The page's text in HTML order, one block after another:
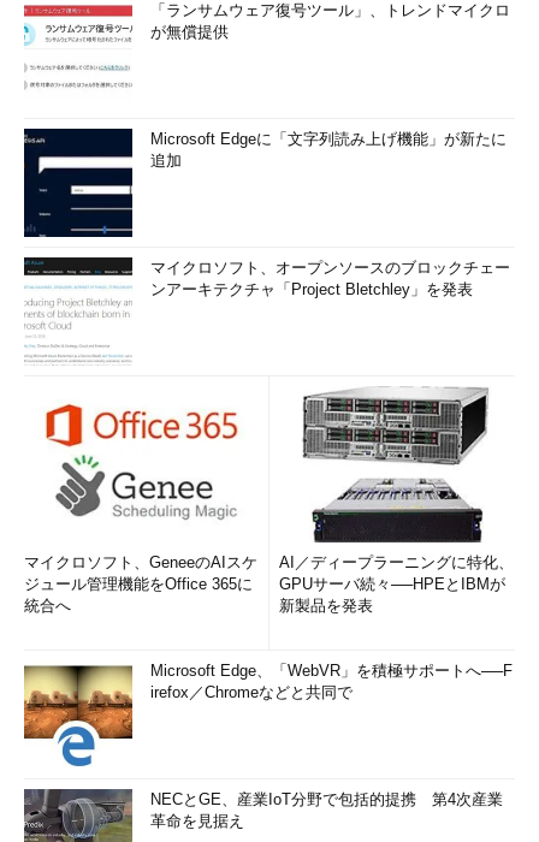
「ランサムウェア復号ツール」、トレンドマイクロ
が無償提供
Microsoft Edgeに「文字列読み上げ機能」が新たに
追加
マイクロソフト、オープンソースのブロックチェー
ンアーキテクチャ「Project Bletchley」を発表
マイクロソフト、GeneeのAIスケ
ジュール管理機能をOffice 365に
統合へ
AI／ディープラーニングに特化、
GPUサーバ続々──HPEとIBMが
新製品を発表
Microsoft Edge、「WebVR」を積極サポートへ──F
irefox／Chromeなどと共同で
NECとGE、産業IoT分野で包括的提携 第4次産業
革命を見据え